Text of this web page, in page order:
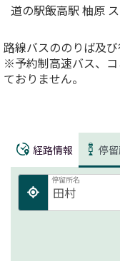
道の駅飯高駅 柚原
路線バスののりば及
※予約制高速バス、
ておりません。
経路情報 停
停留所名